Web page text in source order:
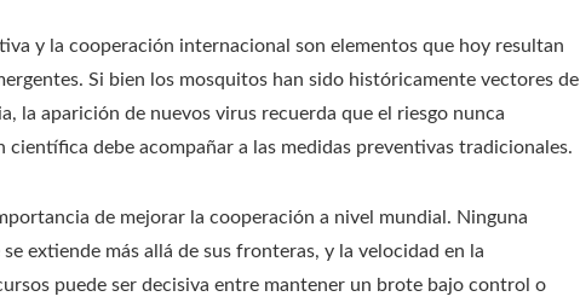
y la cooperación internacional son elementos que hoy resultan
Si bien los mosquitos han sido históricamente vectores de
la aparición de nuevos virus recuerda que el riesgo nunca
debe acompañar a las medidas preventivas tradicionales.
de mejorar la cooperación a nivel mundial. Ninguna
extiende más allá de sus fronteras, y la velocidad en la
puede ser decisiva entre mantener un brote bajo control o